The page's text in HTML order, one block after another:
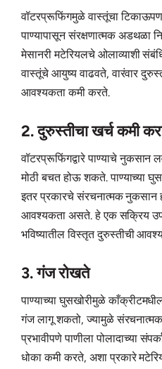
वॉटरप्रूफिंगमुळे वास्तूंचा टिकाऊपणा
पाण्यापासून संरक्षणात्मक अडथळा
मेसानरी मटेरियलचे ओलाव्याशी
वास्तूंचे आयुष्य वाढवते, वारंवार
आवश्यकता कमी करते.
2. दुरुस्तीचा खर्च कमी
वॉटरप्रूफिंगद्वारे पाण्याचे नुकसान
मोठी बचत होऊ शकते. पाण्याच्या
इतर प्रकारचे संरचनात्मक नुकसान
आवश्यकता असते. हे एक सक्रिय
भविष्यातील विस्तृत दुरुस्तीची
3. गंज रोखते
पाण्याच्या घुसखोरीमुळे
गंज लागू शकतो, ज्यामुळे
प्रभावीपणे पाणीला पोलादाच्या
धोका कमी करते, अशा प्रकारे